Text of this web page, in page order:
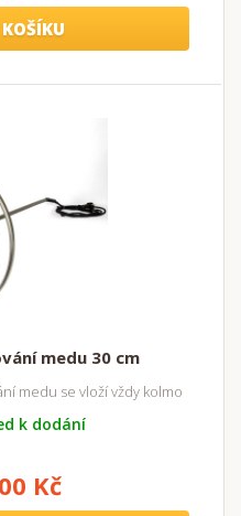
medu 30 cm
medu se vloží vždy kolmo
k dodání
Kč